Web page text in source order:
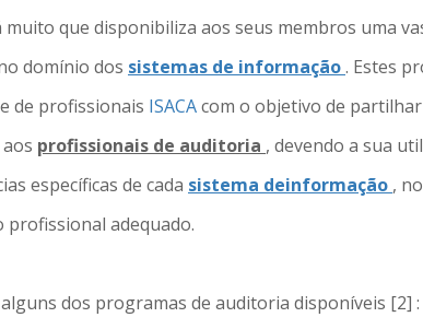
muito que disponibiliza aos seus membros uma
domínio dos sistemas de informação. Estes
de profissionais ISACAcom o objetivo de
profissionais de auditoria , devendo a sua
específicas de cada sistema deinformação ,
profissional adequado.
dos programas de auditoria disponíveis [2] :